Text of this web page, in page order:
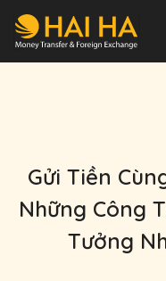
Gửi Tiền
Những Công
Tưởng